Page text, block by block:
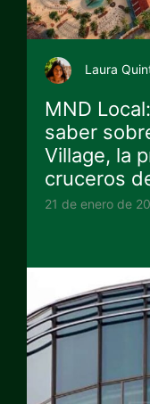
Laura
MND
saber
Village, la
cruceros
21 de enero de